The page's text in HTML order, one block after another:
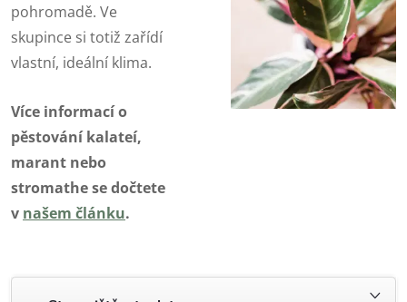
pohromadě. Ve
skupince si totiž zařídí
vlastní, ideální klima.
Více informací o
pěstování kalateí,
marant nebo
stromathe se dočtete
v našem článku.